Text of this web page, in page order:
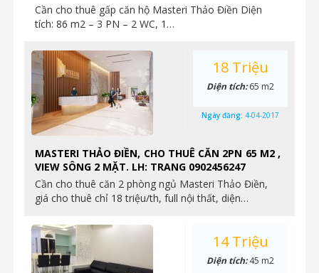
Cần cho thuê gấp căn hộ Masteri Thảo Điền Diện
tích: 86 m2 – 3 PN – 2 WC, 1…
MASTERI THẢO ĐIỀN, CHO THUÊ CĂN 2PN 65 M2 ,
VIEW SÔNG 2 MẶT. LH: TRANG 0902456247
Cần cho thuê căn 2 phòng ngủ Masteri Thảo Điền,
giá cho thuê chỉ 18 triệu/th, full nội thất, diện…
18 Triệu
Diện tích:65 m2
Ngày đăng: 4-04-2017
14 Triệu
Diện tích:45 m2